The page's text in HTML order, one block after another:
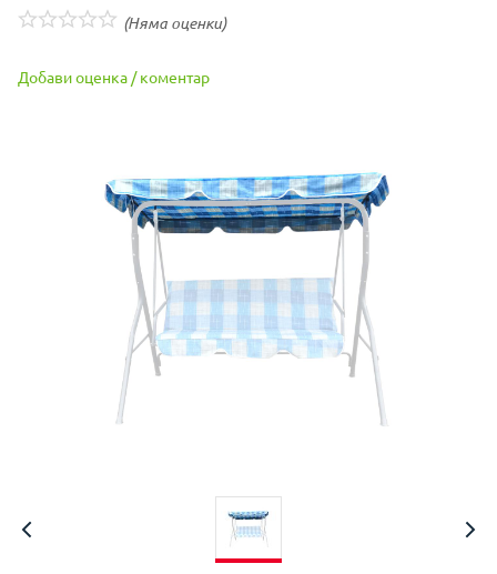
(Няма оценки)
Добави оценка / коментар